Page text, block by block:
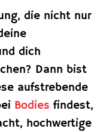
die nicht nur
dich
Dann bist
aufstrebende
Bodies findest,
hochwertige